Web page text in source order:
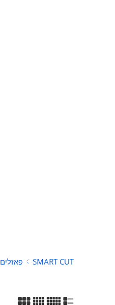
פאזלים SMART CUT